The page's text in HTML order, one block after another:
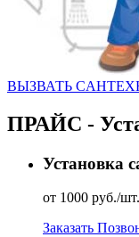
ВЫЗВАТЬ
ПРАЙС -
Установка
от 1000 руб./шт.
Заказать